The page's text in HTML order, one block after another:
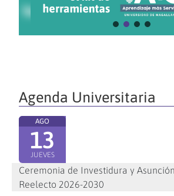
Agenda Universitaria
AGO
13
JUEVES
Ceremonia de Investidura y
Reelecto 2026-2030